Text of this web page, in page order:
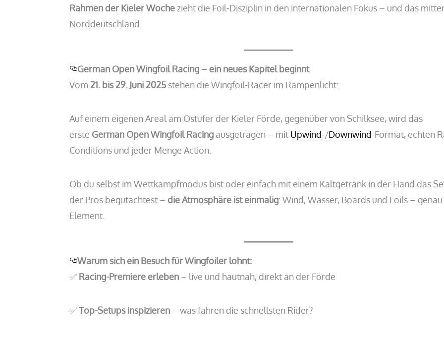
Rahmen der Kieler Woche zieht die Foil-Disziplin in den internationalen Fokus – und das
Norddeutschland.
German Open Wingfoil Racing – ein neues Kapitel beginnt
Vom 21. bis 29. Juni 2025 stehen die Wingfoil-Racer im Rampenlicht:
Auf einem eigenen Areal am Ostufer der Kieler Förde, gegenüber von Schilksee, wird das
erste German Open Wingfoil Racing ausgetragen – mit Upwind-/Downwind-Format, echten
Conditions und jeder Menge Action.
Ob du selbst im Wettkampfmodus bist oder einfach mit einem Kaltgetränk in der Hand das
der Pros begutachtest – die Atmosphäre ist einmalig: Wind, Wasser, Boards und Foils –
Element.
Warum sich ein Besuch für Wingfoiler lohnt:
✅ Racing-Premiere erleben – live und hautnah, direkt an der Förde
✅Top-Setups inspizieren – was fahren die schnellsten Rider?